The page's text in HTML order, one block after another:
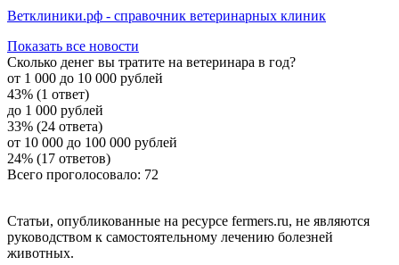
Ветклиники.рф - справочник ветеринарных клиник
Показать все новости
Сколько денег вы тратите на ветеринара в год?
от 1 000 до 10 000 рублей
43% (1 ответ)
до 1 000 рублей
33% (24 ответа)
от 10 000 до 100 000 рублей
24% (17 ответов)
Всего проголосовало: 72
Статьи, опубликованные на ресурсе fermers.ru, не являются
руководством к самостоятельному лечению болезней
животных.